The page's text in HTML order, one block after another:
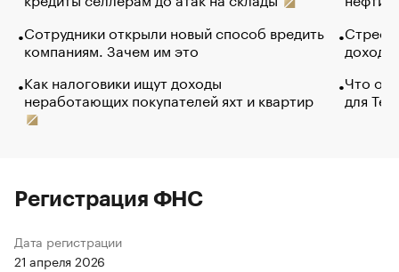
Сотрудники открыли новый способ вредить
компаниям. Зачем им это
Как налоговики ищут доходы
неработающих покупателей яхт и квартир
Что
для
Регистрация ФНС
Дата регистрации
21 апреля 2026